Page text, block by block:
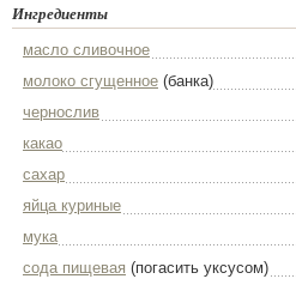
Ингредиенты
масло сливочное
молоко сгущенное (банка)
чернослив
какао
сахар
яйца куриные
мука
сода пищевая (погасить уксусом)